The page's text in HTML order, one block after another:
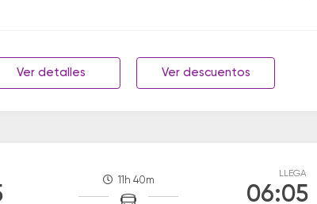
Ver detalles Ver descuentos
11h 40m
LLEGA
06:05